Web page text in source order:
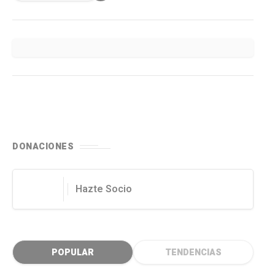
DONACIONES
Hazte Socio
POPULAR TENDENCIAS